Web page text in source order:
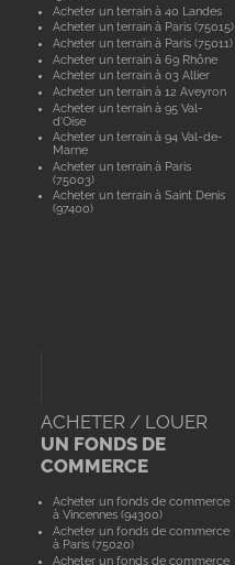
Acheter un terrain à 40 Landes
Acheter un terrain à Paris (75015)
Acheter un terrain à Paris (75011)
Acheter un terrain à 69 Rhône
Acheter un terrain à 03 Allier
Acheter un terrain à 12 Aveyron
Acheter un terrain à 95 Val-
d'Oise
Acheter un terrain à 94 Val-de-
Marne
Acheter un terrain à Paris
(75003)
Acheter un terrain à Saint Denis
(97400)
ACHETER / LOUER
UN FONDS DE
COMMERCE
Acheter un fonds de commerce
à Vincennes (94300)
Acheter un fonds de commerce
à Paris (75020)
Acheter un fonds de commerce